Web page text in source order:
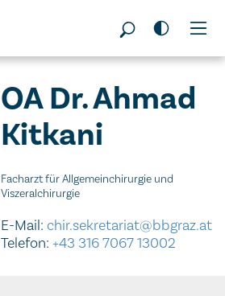
OA Dr. Ahmad
Kitkani
Facharzt für Allgemeinchirurgie und
Viszeralchirurgie
E-Mail: chir.sekretariat@bbgraz.at
Telefon:+43 316 7067 13002